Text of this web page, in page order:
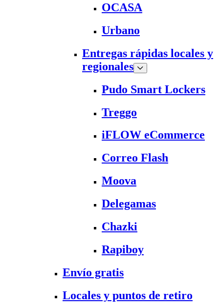
OCASA
Urbano
Entregas rápidas locales y
regionales
Pudo Smart Lockers
Treggo
iFLOW eCommerce
Correo Flash
Moova
Delegamas
Chazki
Rapiboy
Envío gratis
Locales y puntos de retiro